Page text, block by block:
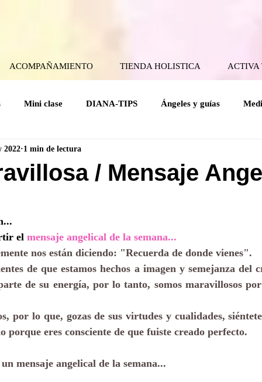
ACOMPAÑAMIENTO TIENDA HOLISTICA ACTIVA
Mini clase DIANA-TIPS Ángeles y guías
Coaching Angelical
/ Mensaje
2022 1 min de lectura
el mensaje angelical de la semana...
nos están diciendo: "Recuerda de donde vienes".
de que estamos hechos a imagen y semejanza del
de su energía, por lo tanto, somos maravillosos
por lo que, gozas de sus virtudes y cualidades,
porque eres consciente de que fuiste creado perfecto.
mensaje angelical de la semana...